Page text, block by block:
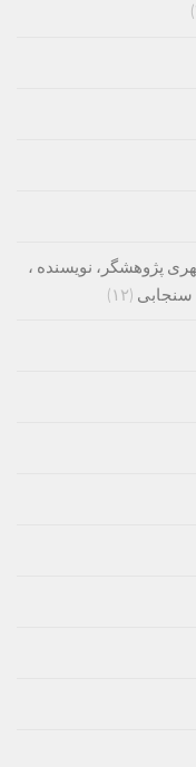
پژوهشگر، نویسنده ،
سنجابی (۱۲)